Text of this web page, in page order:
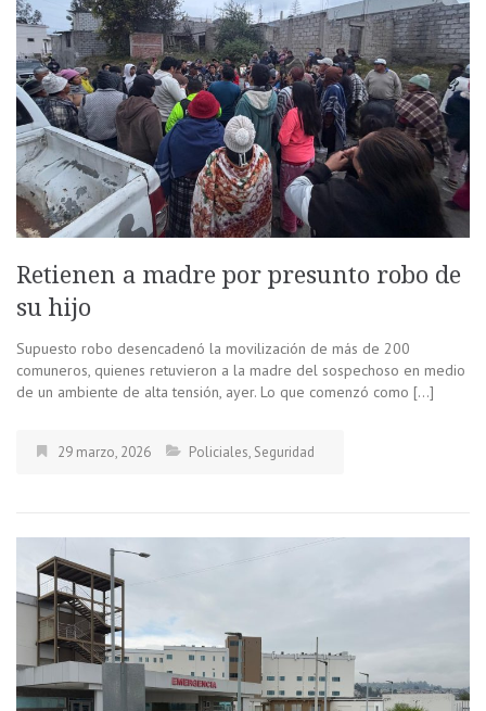
Retienen a madre por presunto robo de
su hijo
Supuesto robo desencadenó la movilización de más de 200
comuneros, quienes retuvieron a la madre del sospechoso en medio
de un ambiente de alta tensión, ayer. Lo que comenzó como […]
29 marzo, 2026 Policiales, Seguridad